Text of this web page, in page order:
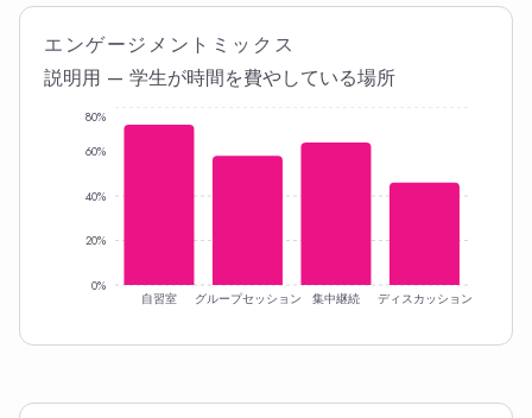
エンゲージメントミックス
説明用 — 学生が時間を費やしている場所
自習室 グループセッション 集中継続 ディスカッション
0%
20%
40%
60%
80%